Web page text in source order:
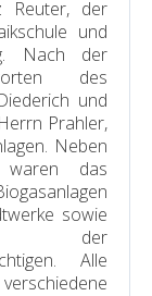
Reuter, der
und
Nach der
des
und
Prahler,
Neben
waren das
sowie
der
Alle